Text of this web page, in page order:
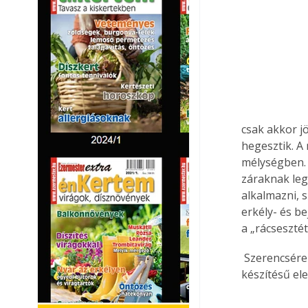
csak akkor
hegesztik.
záraknak
alkalmazni,
erkély- és
a
Szerencsére a díszmű lakatosok a készen kapható, kovácsoltvas jellegű elemeket saját
készítésű